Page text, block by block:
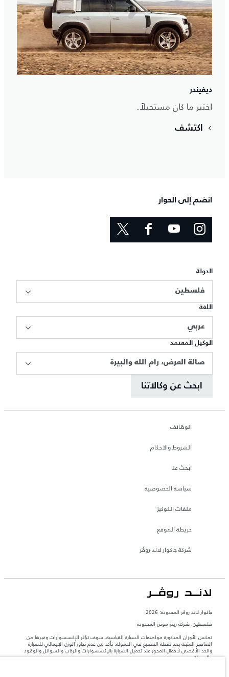
ديفيندر
اختبر ما كان مستحيلاً.
اكتشف
انضم إلى الحوار
الدولة
فلسطين
اللغة
عربي
الوكيل المعتمد
صالة العرض، رام الله والبيرة
ابحث عن وكالاتنا
الوظائف
الشروط والأحكام
ابحث عنا
سياسة الخصوصية
ملفات الكوكيز
خريطة الموقع
شركة جاكوار لاند روڤر
جاكوار لاند روڨر المحدودة: 2026
فلسطين, شركة ريتز موترز المحدودة
تعكس الأوزان المذكورة مواصفات السيارة القياسية. سوف تؤثر الإكسسوارات وغيرها من
العناصر المثبتة بعد نقطة التصنيع في الحمولة. تأكد من عدم تجاوز الوزن الإجمالي للسيارة
والحد الأقصى لأحمال المحور عند تحميل السيارة بالإكسسوارات والركاب والسوائل والوقود
والحمولة.